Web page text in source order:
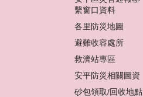
繫窗口資料
各里防災地圖
避難收容處所
救濟站專區
安平防災相關圖資
砂包領取/回收地點